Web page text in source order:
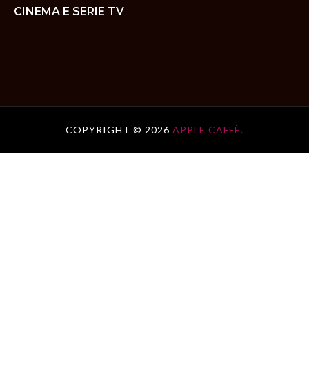
CINEMA E SERIE TV
COPYRIGHT © 2026 APPLE CAFFÈ.